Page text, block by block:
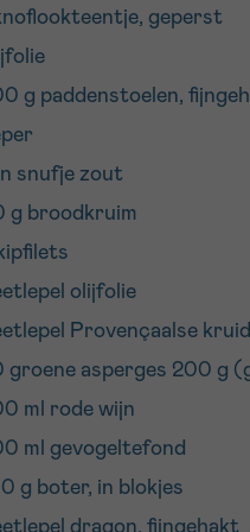
geperst
g paddenstoelen,
snufje zout
g broodkruim
olijfolie
Provençaalse
groene asperges 200 g
ml rode wijn
ml gevogeltefond
g boter, in blokjes
dragon, fijngehakt